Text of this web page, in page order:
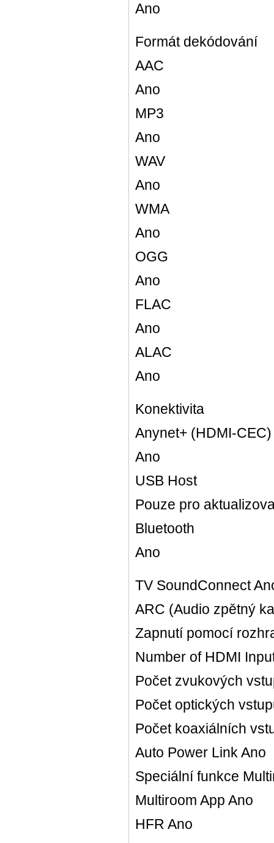
Ano
Formát dekódování
AAC
Ano
MP3
Ano
WAV
Ano
WMA
Ano
OGG
Ano
FLAC
Ano
ALAC
Ano
Konektivita
Anynet+ (HDMI-CEC)
Ano
USB Host
Pouze pro
Bluetooth
Ano
TV SoundConnect
ARC (Audio zpětný
Zapnutí pomocí
Number of HDMI
Počet zvukových
Počet optických
Počet koaxiálních
Auto Power Link Ano
Speciální funkce
Multiroom App Ano
HFR Ano